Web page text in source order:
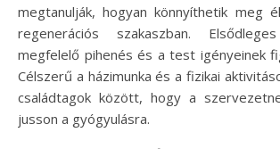
megtanulják, hogyan könnyíthetik meg
regenerációs szakaszban.
megfelelő pihenés és a test igényeinek
Célszerű a házimunka és a fizikai
családtagok között, hogy a
jusson a gyógyulásra.